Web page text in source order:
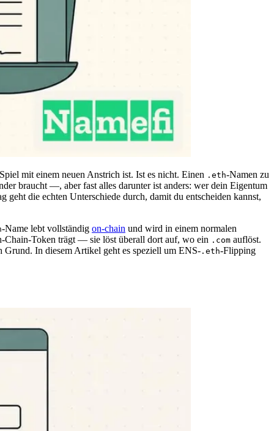
mit einem neuen Anstrich ist. Ist es nicht. Einen .eth-Namen zu
braucht —, aber fast alles darunter ist anders: wer dein Eigentum
die echten Unterschiede durch, damit du entscheiden kannst,
-Name lebt vollständig on-chain und wird in einem normalen
Chain-Token trägt — sie löst überall dort auf, wo ein .com auflöst.
Grund. In diesem Artikel geht es speziell um ENS- .eth-Flipping